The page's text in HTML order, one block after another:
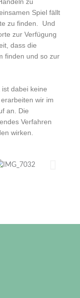
zu
Spiel fällt
zu finden. Und
zur Verfügung
dass die
finden und so zur
dabei keine
wir im
an. Die
Verfahren
wirken.